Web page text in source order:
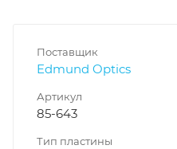
Поставщик
Edmund Optics
Артикул
85-643
Тип пластины